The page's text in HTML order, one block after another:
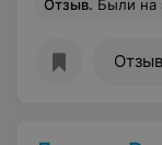
Отзыв. Были на экскурсии вместе с одноклассниками. Очень